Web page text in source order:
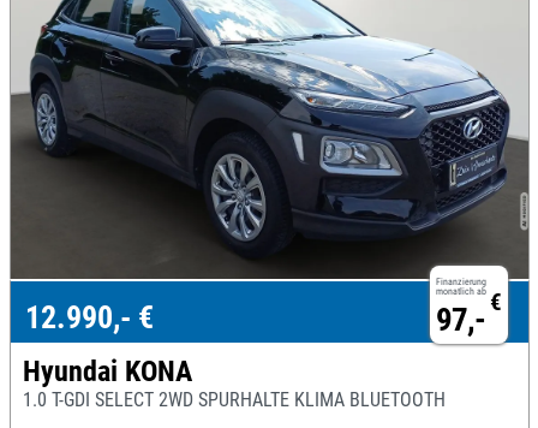
Finanzierung
monatlich ab €
97,-
12.990,- €
Hyundai KONA
1.0 T-GDI SELECT 2WD SPURHALTE KLIMA BLUETOOTH